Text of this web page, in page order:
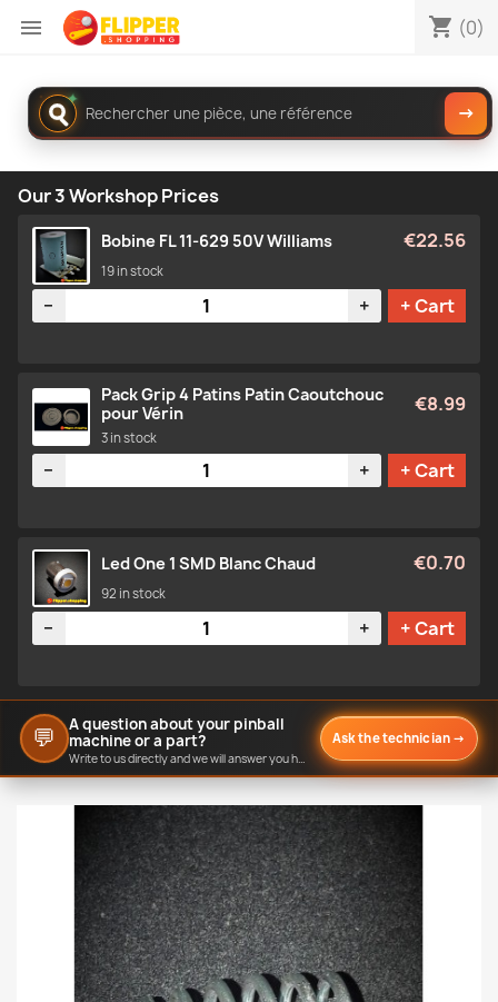
 shopping_cart (0)
✦
Rechercher
dans
le
→
Our 3 Workshop Prices
Bobine FL 11-629 50V Williams €22.56
19 in stock
− + + Cart
Pack Grip 4 Patins Patin Caoutchouc
pour Vérin
€8.99
3 in stock
Quantity
− + + Cart
Led One 1 SMD Blanc Chaud €0.70
92 in stock
− + + Cart
💬
A question about your pinball
machine or a part?
Write to us directly and we will answer you here.
Ask the technician →